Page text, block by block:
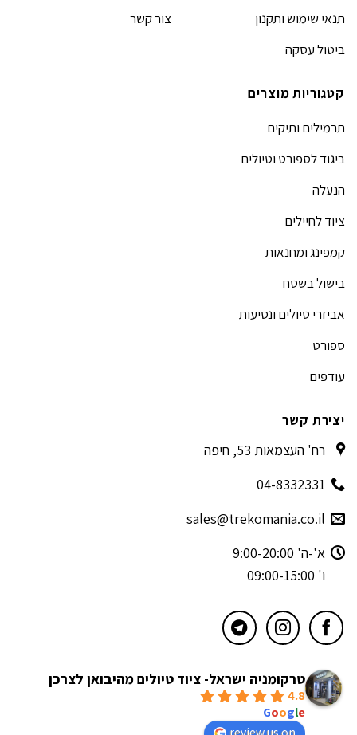
תנאי שימוש ותקנון
ביטול עסקה
צור קשר
קטגוריות מוצרים
תרמילים ותיקים
ביגוד לספורט וטיולים
הנעלה
ציוד לחיילים
קמפינג ומחנאות
בישול בשטח
אביזרי טיולים ונסיעות
ספורט
עודפים
יצירת קשר
רח' העצמאות 53, חיפה
04-8332331
sales@trekomania.co.il
א'-ה' 9:00-20:00
ו' 09:00-15:00
טרקומניה ישראל- ציוד טיולים מהיבואן לצרכן
4.8
Google